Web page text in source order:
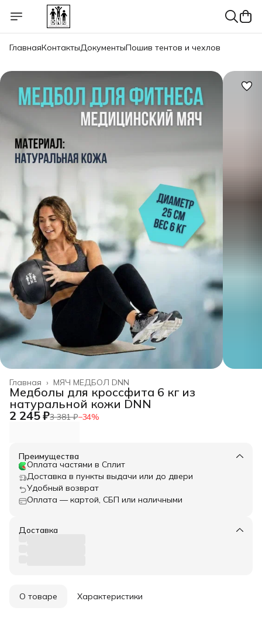
ГлавнаяКонтактыДокументыПошив тентов и чехлов
МЯЧ МЕДБОЛ DNN
Главная ›
Медболы для кроссфита 6 кг из
натуральной кожи DNN
2 245 ₽3 381 ₽−34%
Преимущества
Оплата частями в Сплит
Доставка в пункты выдачи или до двери
Удобный возврат
Оплата — картой, СБП или наличными
Доставка
О товаре Характеристики